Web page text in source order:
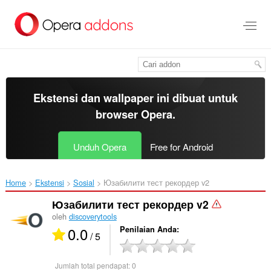
konten
Ekstensi dan wallpaper ini dibuat untuk
browser Opera.
Unduh Opera Free for Android
Home Ekstensi Sosial Юзабилити тест рекордер v2‎
Юзабилити тест рекордер v2
oleh discoverytools
0.0/ 5 Penilaian Anda
Jumlah total pendapat:0